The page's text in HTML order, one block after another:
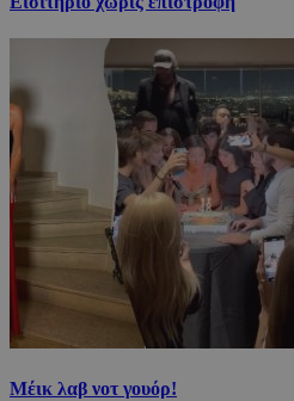
Μέικ λαβ νοτ γουόρ!